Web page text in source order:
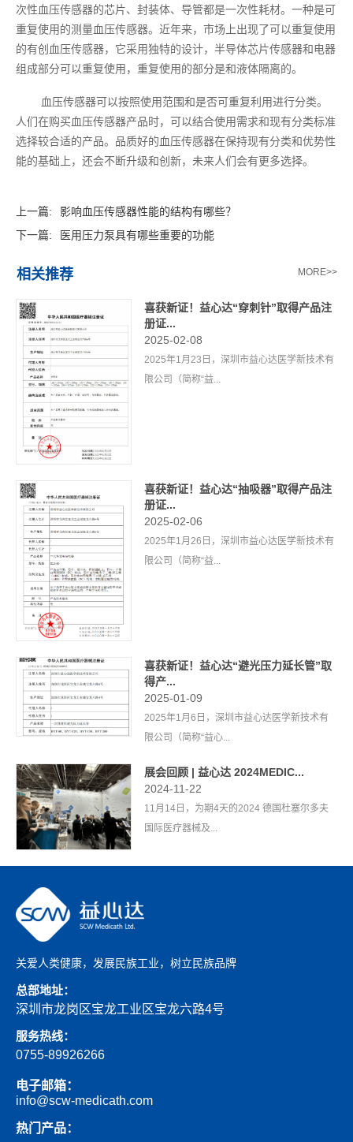
次性血压传感器的芯片、封装体、导管都是一次性耗材。一种是可
重复使用的测量血压传感器。近年来，市场上出现了可以重复使用
的有创血压传感器，它采用独特的设计，半导体芯片传感器和电器
组成部分可以重复使用，重复使用的部分是和液体隔离的。
血压传感器可以按照使用范围和是否可重复利用进行分类。
人们在购买血压传感器产品时，可以结合使用需求和现有分类标准
选择较合适的产品。品质好的血压传感器在保持现有分类和优势性
能的基础上，还会不断升级和创新，未来人们会有更多选择。
上一篇:
影响血压传感器性能的结构有哪些？
下一篇:
医用压力泵具有哪些重要的功能
相关推荐 MORE>>
喜获新证！益心达“穿刺针”取得产品注
册证...
2025-02-08
2025年1月23日，深圳市益心达医学新技术有
限公司（简称“益...
喜获新证！益心达“抽吸器”取得产品注
册证...
2025-02-06
2025年1月26日，深圳市益心达医学新技术有
限公司（简称“益...
喜获新证！益心达“避光压力延长管”取
得产...
2025-01-09
2025年1月6日，深圳市益心达医学新技术有
限公司（简称“益心...
展会回顾 | 益心达 2024MEDIC...
2024-11-22
11月14日，为期4天的2024 德国杜塞尔多夫
国际医疗器械及...
关爱人类健康，发展民族工业，树立民族品牌
总部地址：
深圳市龙岗区宝龙工业区宝龙六路4号
服务热线：
0755-89926266
电子邮箱：
info@scw-medicath.com
热门产品：